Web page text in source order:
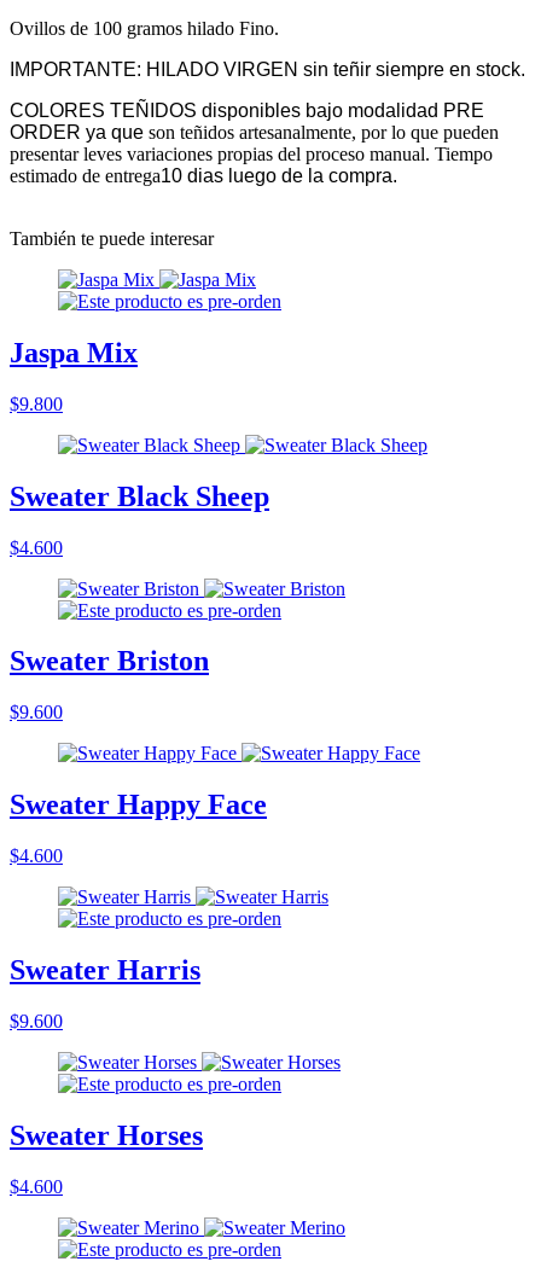
Ovillos de 100 gramos hilado Fino.
IMPORTANTE: HILADO VIRGEN sin teñir siempre en stock.
COLORES TEÑIDOS disponibles bajo modalidad PRE
ORDER ya que son teñidos artesanalmente, por lo que pueden
presentar leves variaciones propias del proceso manual. Tiempo
estimado de entrega10 dias luego de la compra.
También te puede interesar
Jaspa Mix
$9.800
Sweater Black Sheep
$4.600
Sweater Briston
$9.600
Sweater Happy Face
$4.600
Sweater Harris
$9.600
Sweater Horses
$4.600